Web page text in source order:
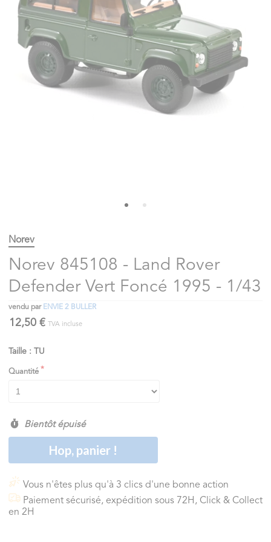
Norev
Norev 845108 - Land Rover
Defender Vert Foncé 1995 - 1/43
vendu par ENVIE 2 BULLER
12,50 € TVA incluse
Taille : TU
Quantité
Bientôt épuisé
Hop, panier !
Vous n'êtes plus qu'à 3 clics d'une bonne action
Paiement sécurisé, expédition sous 72H, Click & Collect
en 2H